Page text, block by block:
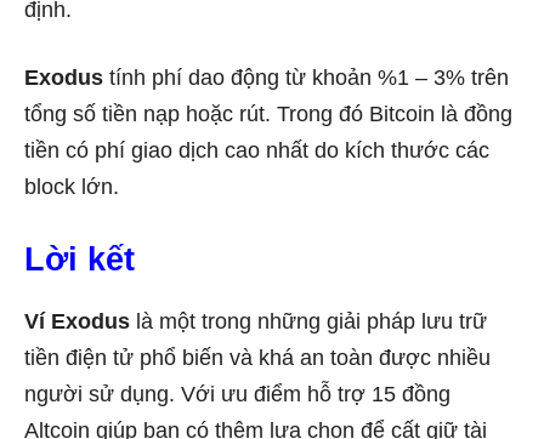
định.
Exodus tính phí dao động từ khoản %1 – 3% trên
tổng số tiền nạp hoặc rút. Trong đó Bitcoin là đồng
tiền có phí giao dịch cao nhất do kích thước các
block lớn.
Lời kết
Ví Exodus là một trong những giải pháp lưu trữ
tiền điện tử phổ biến và khá an toàn được nhiều
người sử dụng. Với ưu điểm hỗ trợ 15 đồng
Altcoin giúp bạn có thêm lựa chọn để cất giữ tài